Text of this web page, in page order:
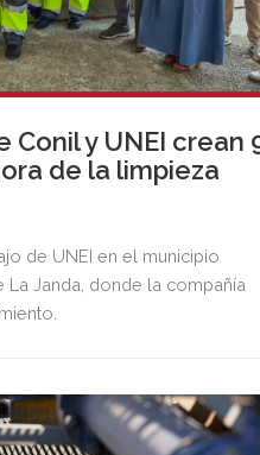
Conil y UNEI crean
de la limpieza
de UNEI en el municipio
Janda, donde la compañía